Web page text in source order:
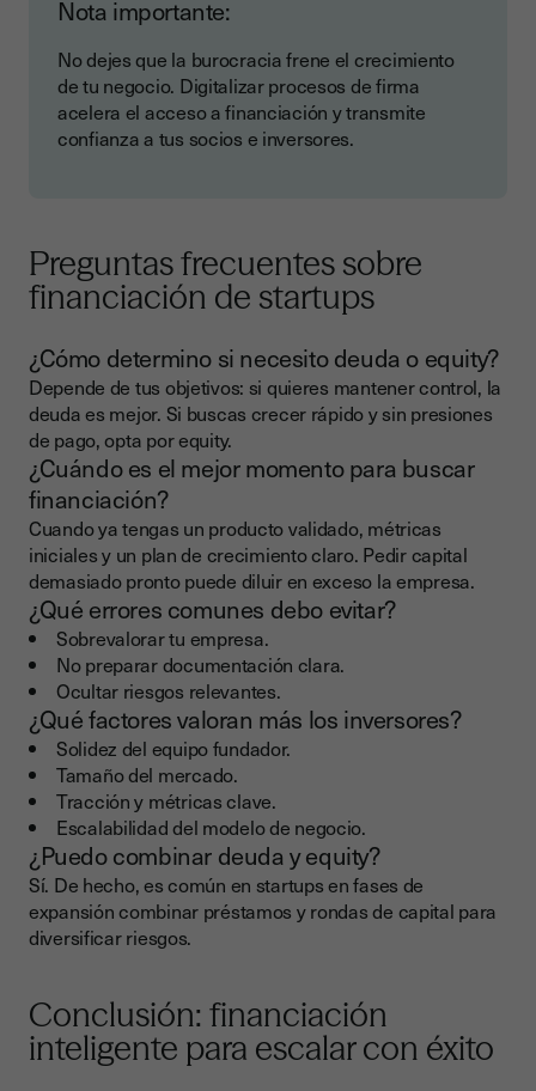
Nota importante:
No dejes que la burocracia frene el crecimiento
de tu negocio. Digitalizar procesos de firma
acelera el acceso a financiación y transmite
confianza a tus socios e inversores.
Preguntas frecuentes sobre
financiación de startups
¿Cómo determino si necesito deuda o equity?
Depende de tus objetivos: si quieres mantener control, la
deuda es mejor. Si buscas crecer rápido y sin presiones
de pago, opta por equity.
¿Cuándo es el mejor momento para buscar
financiación?
Cuando ya tengas un producto validado, métricas
iniciales y un plan de crecimiento claro. Pedir capital
demasiado pronto puede diluir en exceso la empresa.
¿Qué errores comunes debo evitar?
Sobrevalorar tu empresa.
No preparar documentación clara.
Ocultar riesgos relevantes.
¿Qué factores valoran más los inversores?
Solidez del equipo fundador.
Tamaño del mercado.
Tracción y métricas clave.
Escalabilidad del modelo de negocio.
¿Puedo combinar deuda y equity?
Sí. De hecho, es común en startups en fases de
expansión combinar préstamos y rondas de capital para
diversificar riesgos.
Conclusión: financiación
inteligente para escalar con éxito